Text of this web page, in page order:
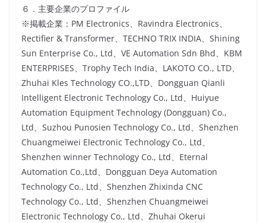
６．主要企業のプロファイル
※掲載企業：PM Electronics、Ravindra Electronics、
Rectifier & Transformer、TECHNO TRIX INDIA、Shining
Sun Enterprise Co., Ltd、VE Automation Sdn Bhd、KBM
ENTERPRISES、Trophy Tech India、LAKOTO CO., LTD、
Zhuhai Kles Technology CO.,LTD、Dongguan Qianli
Intelligent Electronic Technology Co., Ltd、Huiyue
Automation Equipment Technology (Dongguan) Co.,
Ltd、Suzhou Punosien Technology Co., Ltd、Shenzhen
Chuangmeiwei Electronic Technology Co., Ltd、
Shenzhen winner Technology Co., Ltd、Eternal
Automation Co.,Ltd、Dongguan Deya Automation
Technology Co., Ltd、Shenzhen Zhixinda CNC
Technology Co., Ltd、Shenzhen Chuangmeiwei
Electronic Technology Co., Ltd、Zhuhai Okerui